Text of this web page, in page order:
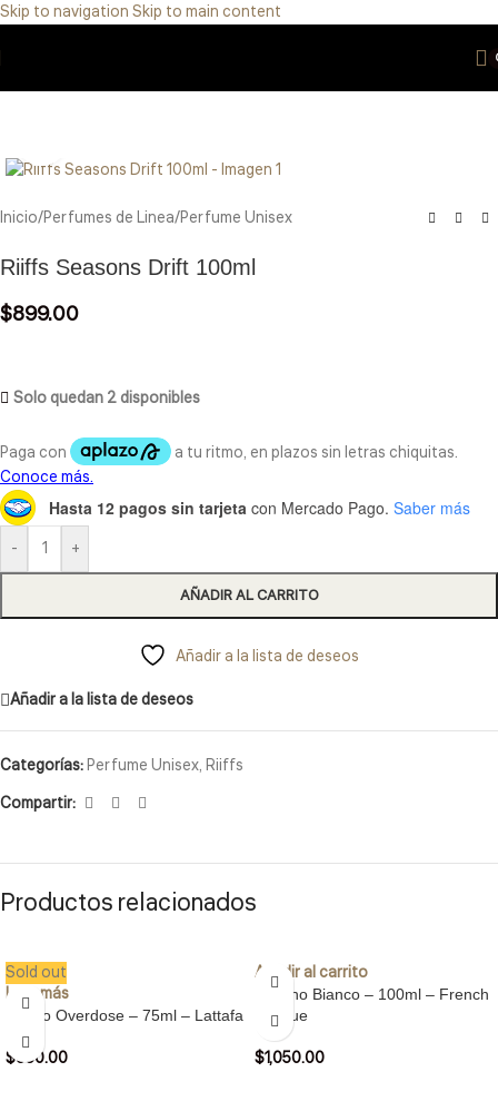
Skip to navigation Skip to main content
Inicio/Perfumes de Linea/Perfume Unisex
Riiffs Seasons Drift 100ml
$899.00
Solo quedan 2 disponibles
Hasta 12 pagos sin tarjeta con Mercado Pago. Saber más
-
+
AÑADIR AL CARRITO
Añadir a la lista de deseos
Añadir a la lista de deseos
Categorías:Perfume Unisex, Riiffs
Compartir:
Productos relacionados
Sold out
Leer más
Choco Overdose – 75ml – Lattafa
$950.00
Añadir al carrito
Veneno Bianco – 100ml – French
Avenue
$1,050.00